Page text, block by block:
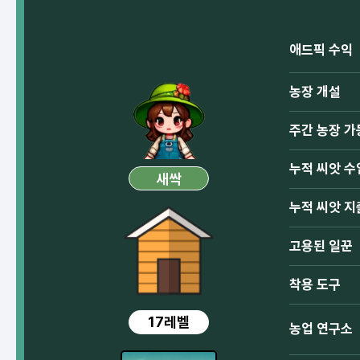
새싹
17레벨
애드픽 수익
농장 개설
주간 농장 가
누적 씨앗 수
누적 씨앗 지
고용된 일꾼
착용 도구
농업 연구소